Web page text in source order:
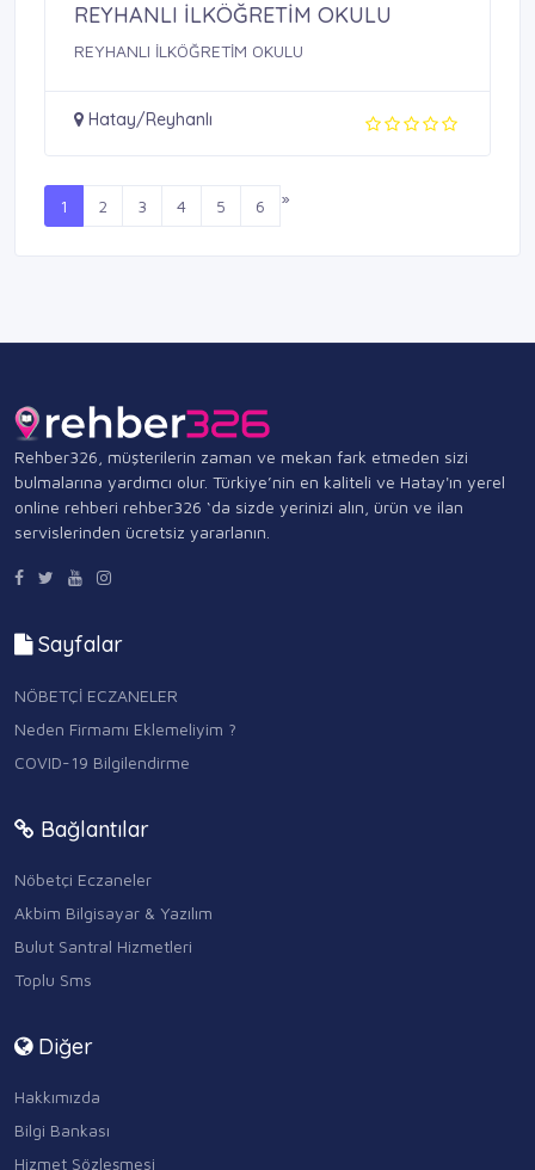
REYHANLI İLKÖĞRETİM OKULU
REYHANLI İLKÖĞRETİM OKULU
Hatay/Reyhanlı
1 2 3 4 5 6 »
Rehber326, müşterilerin zaman ve mekan fark etmeden sizi
bulmalarına yardımcı olur. Türkiye’nin en kaliteli ve Hatay'ın yerel
online rehberi rehber326 ‘da sizde yerinizi alın, ürün ve ilan
servislerinden ücretsiz yararlanın.
Sayfalar
NÖBETÇİ ECZANELER
Neden Firmamı Eklemeliyim ?
COVID-19 Bilgilendirme
Bağlantılar
Nöbetçi Eczaneler
Akbim Bilgisayar & Yazılım
Bulut Santral Hizmetleri
Toplu Sms
Diğer
Hakkımızda
Bilgi Bankası
Hizmet Sözleşmesi